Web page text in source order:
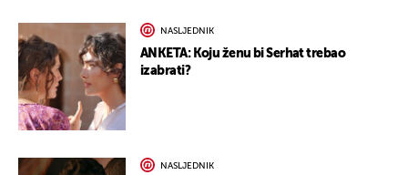
NASLJEDNIK
ANKETA: Koju ženu bi Serhat trebao
izabrati?
NASLJEDNIK